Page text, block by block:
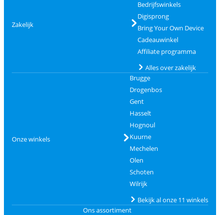
Zakelijk
Bedrijfswinkels
Digisprong
Bring Your Own Device
Cadeauwinkel
Affiliate programma
Alles over zakelijk
Onze winkels
Brugge
Drogenbos
Gent
Hasselt
Hognoul
Kuurne
Mechelen
Olen
Schoten
Wilrijk
Bekijk al onze 11 winkels
Ons assortiment